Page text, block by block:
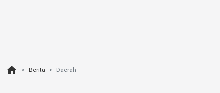
home Berita Daerah